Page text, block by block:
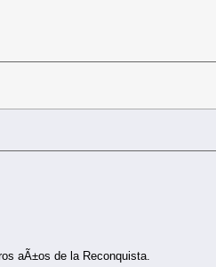
aÃ±os de la Reconquista.